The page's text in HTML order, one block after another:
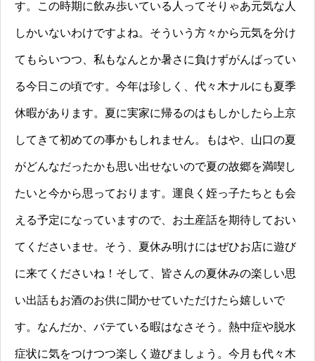
す。この時期に飲み歩いている人ってそりゃあ元気な人
しかいないわけですよね。そういう方々から元気を分け
てもらいつつ、私もなんとか暑さに負けずがんばってい
る今日この頃です。今年は珍しく、代々木ナルにも夏季
休暇があります。夏に実家に帰るのはもしかしたら上京
してきて初めての事かもしれません。もはや、山口の夏
がどんなだったかも思い出せないので夏の故郷を満喫し
たいと今から思っております。運良く姪っ子たちとも会
える予定になっていますので、お土産話を期待しておい
てくださいませ。そう、夏休み明けにはぜひお店に遊び
に来てくださいね！そして、皆さんの夏休みの楽しい思
い出話もお酒のお供に聞かせていただけたら嬉しいで
す。なんだか、バテている暇はなさそう。熱中症や脱水
症状に気をつけつつ楽しく遊びましょう。今月も代々木